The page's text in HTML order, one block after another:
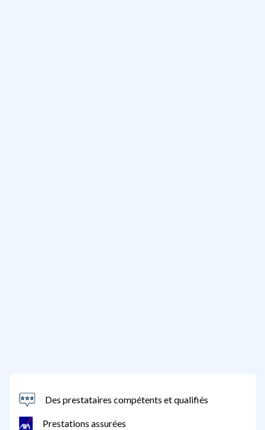
Des prestataires compétents et qualifiés
Prestations assurées